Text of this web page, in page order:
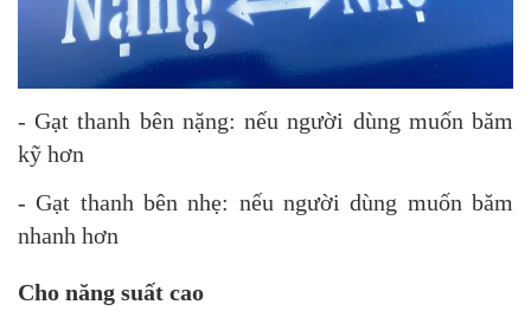
- Gạt thanh bên nặng: nếu người dùng muốn băm
kỹ hơn
- Gạt thanh bên nhẹ: nếu người dùng muốn băm
nhanh hơn
Cho năng suất cao